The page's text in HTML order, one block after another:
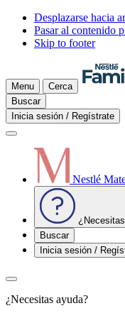
Desplazarse hacia
Pasar al contenido
Skip to footer
Menu
Cerca
Buscar
Inicia sesión / Regístrate
Nestlé
Buscar
Inicia sesión /
¿Necesitas ayuda?